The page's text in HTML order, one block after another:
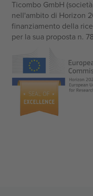
Ticombo GmbH
nell'ambito di Horizon
finanziamento della
per la sua proposta n.